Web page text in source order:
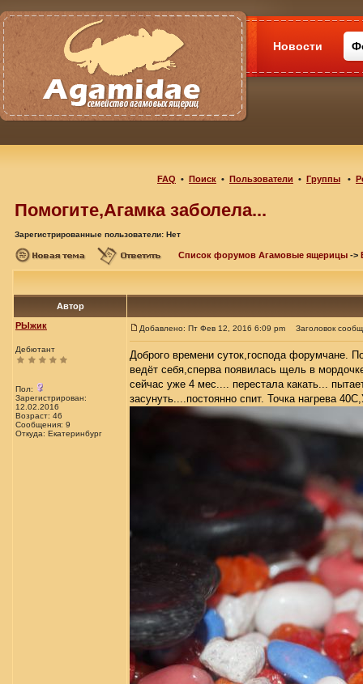
Новости
FAQ • Поиск • Пользователи • Группы •
Помогите,Агамка заболела...
Зарегистрированные пользователи: Нет
Список форумов Агамовые ящерицы ->
Автор
РЫжик
Дебютант
Пол:
Зарегистрирован:
12.02.2016
Возраст: 46
Сообщения: 9
Откуда: Екатеринбург
Добавлено: Пт Фев 12, 2016 6:09 pm Заголовок
Доброго времени суток,господа форумчане.
ведёт себя,сперва появилась щель в
сейчас уже 4 мес.... перестала какать...
засунуть....постоянно спит. Точка нагрева